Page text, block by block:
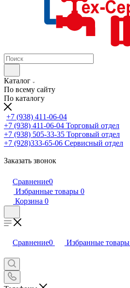
Каталог
По всему сайту
По каталогу
+7 (938) 411-06-04
+7 (938) 411-06-04 Торговый отдел
+7 (938) 505-33-35 Торговый отдел
+7 (928)333-65-06 Сервисный отдел
Заказать звонок
Сравнение0
Избранные товары 0
Корзина 0
Сравнение0 Избранные товары